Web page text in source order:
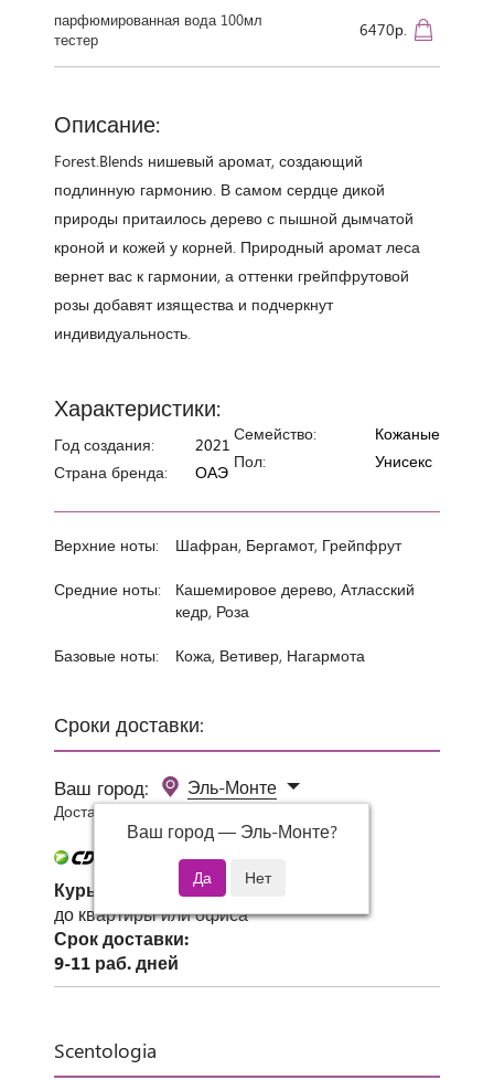
Сроки доставки:
Ваш город:
Эль-Монте
Ваш город — Эль-Монте?
Доставка 0 руб при заказе от 3000 руб.
Курьер СДЭК
до квартиры или офиса
Срок доставки:
9-11 раб. дней
Scentologia
парфюмированная вода 100мл
тестер
6470р.
Описание:
Forest.Blends нишевый аромат, создающий
подлинную гармонию. В самом сердце дикой
природы притаилось дерево с пышной дымчатой
кроной и кожей у корней. Природный аромат леса
вернет вас к гармонии, а оттенки грейпфрутовой
розы добавят изящества и подчеркнут
индивидуальность.
Характеристики:
Год создания:
2021
Страна бренда:
ОАЭ
Семейство:
Кожаные
Пол:
Унисекс
Верхние ноты: Шафран, Бергамот, Грейпфрут
Средние ноты:
Кашемировое дерево, Атласский
кедр, Роза
Базовые ноты: Кожа, Ветивер, Нагармота